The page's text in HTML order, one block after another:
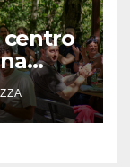
centro
del